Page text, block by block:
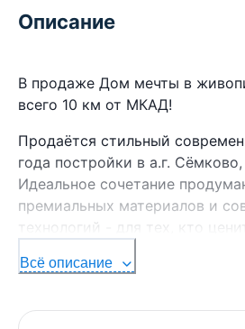
Описание
В продаже Дом мечты в
всего 10 км от МКАД!
Продаётся стильный
года постройки в а.г.
Идеальное сочетание
премиальных материалов и
технологий - для тех, кто
Светлый, просторный и
Всё описание